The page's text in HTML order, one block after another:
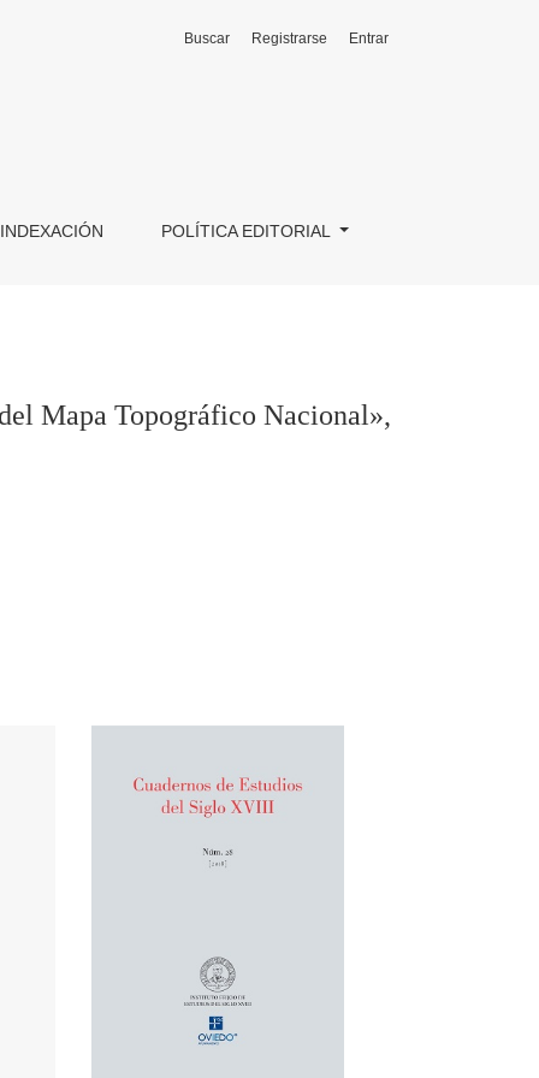
Universidad de León, 2017, 646 págs.
INDEXACIÓN POLÍTICA EDITORIAL
Buscar Registrarse Entrar
Mapa Topográfico Nacional»,